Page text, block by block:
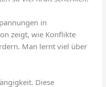
in
zeigt, wie Konflikte
Man lernt viel über
Diese